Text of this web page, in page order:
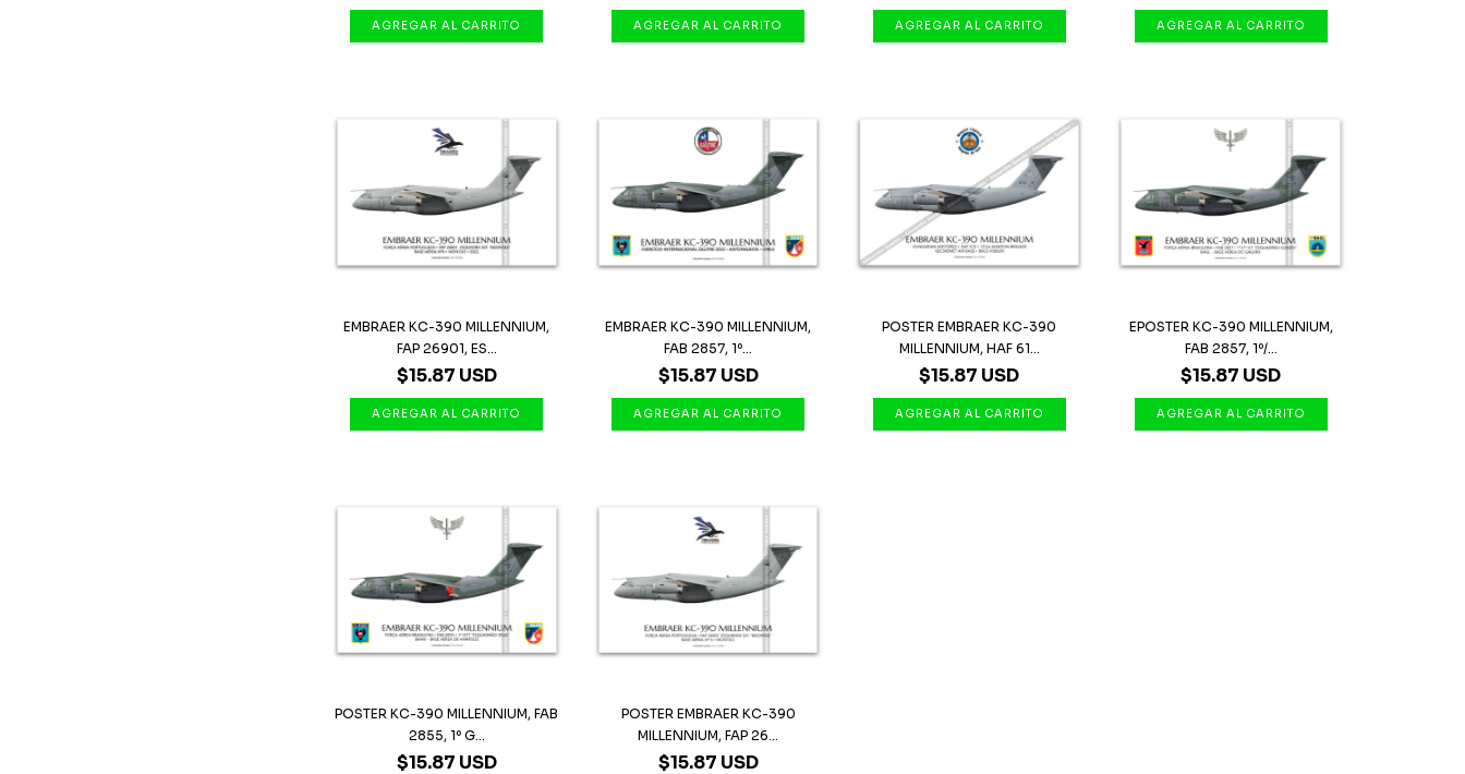
EMBRAER KC-390 MILLENNIUM,
FAP 26901, ES...
$15.87 USD
EMBRAER KC-390 MILLENNIUM,
FAB 2857, 1º...
$15.87 USD
POSTER EMBRAER KC-390
MILLENNIUM, HAF 61...
$15.87 USD
EPOSTER KC-390 MILLENNIUM,
FAB 2857, 1º/...
$15.87 USD
POSTER KC-390 MILLENNIUM, FAB
2855, 1º G...
$15.87 USD
POSTER EMBRAER KC-390
MILLENNIUM, FAP 26...
$15.87 USD